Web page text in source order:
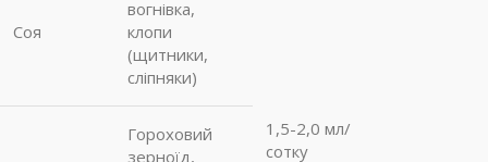
Соя
вогнівка,
клопи
(щитники,
сліпняки)
1,5-2,0 мл/
сотку
Гороховий
зерноїд,